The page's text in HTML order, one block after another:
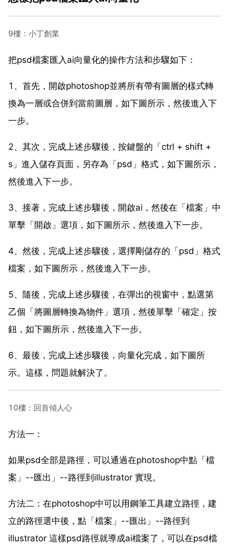
9樓：小丁創業
把psd檔案匯入ai向量化的操作方法和步驟如下：
1、首先，開啟photoshop並將所有帶有圖層的樣式轉
換為一層或合併到當前圖層，如下圖所示，然後進入下
一步。
2、其次，完成上述步驟後，按鍵盤的「ctrl + shift +
s」進入儲存頁面，另存為「psd」格式，如下圖所示，
然後進入下一步。
3、接著，完成上述步驟後，開啟ai，然後在「檔案」中
單擊「開啟」選項，如下圖所示，然後進入下一步。
4、然後，完成上述步驟後，選擇剛儲存的「psd」格式
檔案，如下圖所示，然後進入下一步。
5、隨後，完成上述步驟後，在彈出的視窗中，點選第
乙個「將圖層轉換為物件」選項，然後單擊「確定」按
鈕，如下圖所示，然後進入下一步。
6、最後，完成上述步驟後，向量化完成，如下圖所
示。這樣，問題就解決了。
10樓：回首傾人心
方法一：
如果psd全部是路徑，可以通過在photoshop中點「檔
案」--匯出」--路徑到illustrator 實現。
方法二：在photoshop中可以用鋼筆工具建立路徑，建
立的路徑選中後，點「檔案」--匯出」--路徑到
illustrator 這樣psd路徑就導成ai檔案了，可以在psd檔